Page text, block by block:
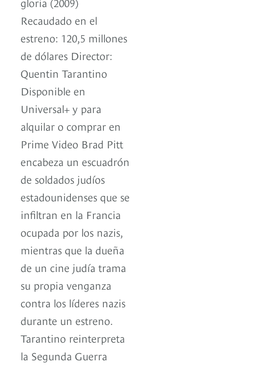
Recaudado en el
estreno: 120,5 millones
de dólares Director:
Quentin Tarantino
Disponible en
Universal+ y para
alquilar o comprar en
Prime Video Brad Pitt
encabeza un escuadrón
de soldados judíos
estadounidenses que se
infiltran en la Francia
ocupada por los nazis,
mientras que la dueña
de un cine judía trama
su propia venganza
contra los líderes nazis
durante un estreno.
Tarantino reinterpreta
la Segunda Guerra